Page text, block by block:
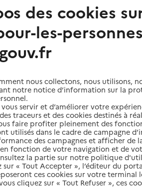
de l'annuaire
à domicile
des services
et services autour de La
des cookies
les-
nous collectons, nous utilisons,
notre notice d’information sur la
servir et d’améliorer votre
traceurs et des cookies destinés à
faire profiter pleinement des
utilisés dans le cadre de campagne
des campagnes et afficher de
fonction de votre navigation et de
la partie sur notre politique
sur « Tout Accepter », l’éditeur du
ces cookies sur votre terminal
cliquez sur « Tout Refuser », ces